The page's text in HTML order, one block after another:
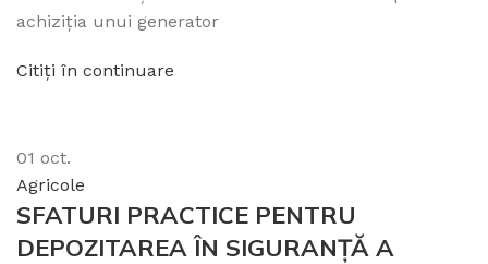
achiziția unui generator
Citiți în continuare
01 oct.
Agricole
SFATURI PRACTICE PENTRU
DEPOZITAREA ÎN SIGURANȚĂ A